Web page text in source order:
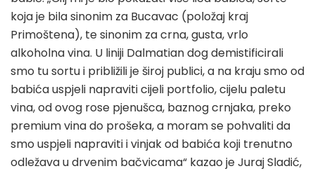
koja je bila sinonim za Bucavac (položaj kraj
Primoštena), te sinonim za crna, gusta, vrlo
alkoholna vina. U liniji Dalmatian dog demistificirali
smo tu sortu i približili je široj publici, a na kraju smo od
babića uspjeli napraviti cijeli portfolio, cijelu paletu
vina, od ovog rose pjenušca, baznog crnjaka, preko
premium vina do prošeka, a moram se pohvaliti da
smo uspjeli napraviti i vinjak od babića koji trenutno
odležava u drvenim bačvicama“ kazao je Juraj Sladić,